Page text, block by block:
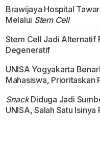
Brawijaya Hospital
Melalui Stem Cell
Stem Cell Jadi Alternatif
Degeneratif
UNISA Yogyakarta
Mahasiswa, Prioritaskan
SnackDiduga Jadi
UNISA, Salah Satu Isinya